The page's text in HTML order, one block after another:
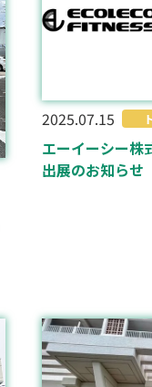
2025.07.15
エーイーシー株
出展のお知らせ